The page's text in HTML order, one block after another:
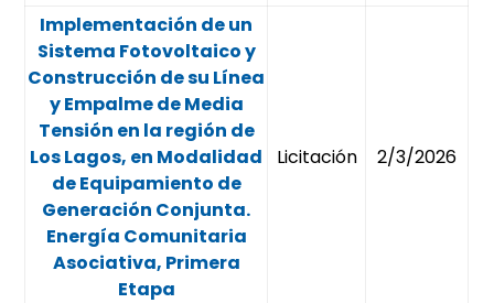
Implementación de un
Sistema Fotovoltaico y
Construcción de su Línea
y Empalme de Media
Tensión en la región de
Los Lagos, en Modalidad
de Equipamiento de
Generación Conjunta.
Energía Comunitaria
Asociativa, Primera
Etapa
Licitación 2/3/2026